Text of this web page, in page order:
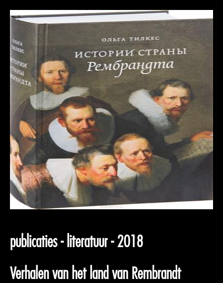
publicaties - literatuur - 2018
Verhalen van het land van Rembrandt